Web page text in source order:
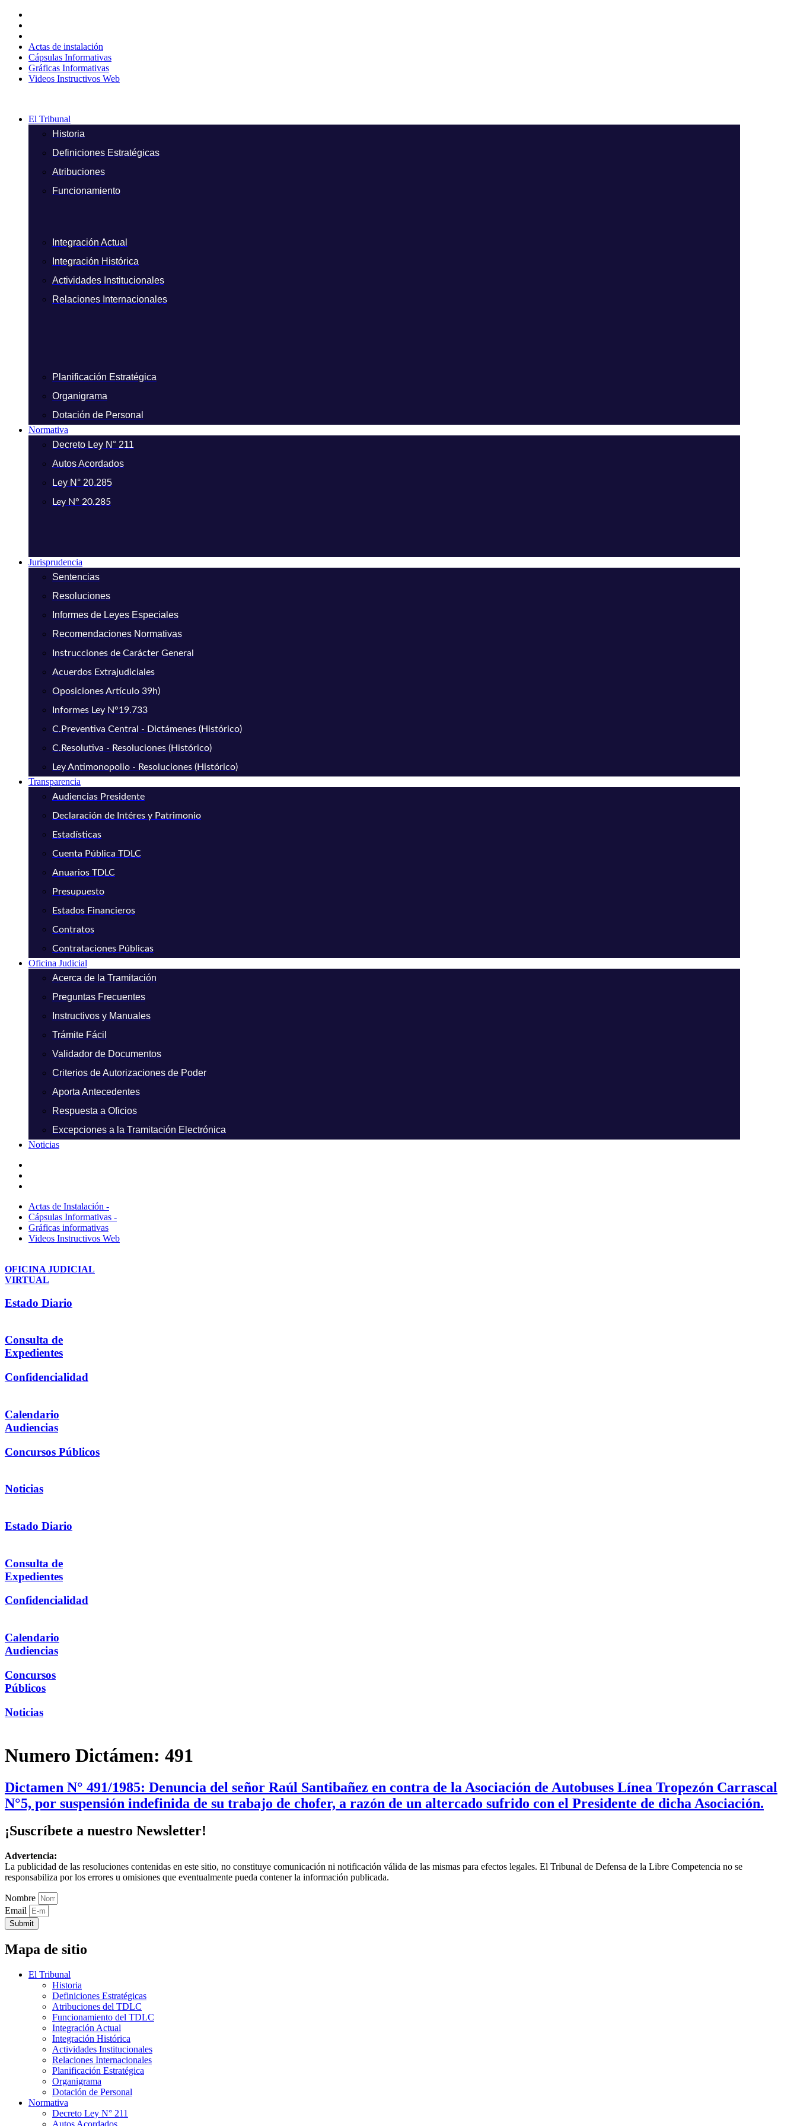
contenido
Actas de instalación
Cápsulas Informativas
Gráficas Informativas
Videos Instructivos Web
El Tribunal
Historia
Definiciones Estratégicas
Atribuciones
Funcionamiento
Integración Actual
Integración Histórica
Actividades Institucionales
Relaciones Internacionales
Planificación Estratégica
Organigrama
Dotación de Personal
Normativa
Decreto Ley N° 211
Autos Acordados
Ley N° 20.285
Ley N° 20.285
Jurisprudencia
Sentencias
Resoluciones
Informes de Leyes Especiales
Recomendaciones Normativas
Instrucciones de Carácter General
Acuerdos Extrajudiciales
Oposiciones Artículo 39h)
Informes Ley N°19.733
C.Preventiva Central - Dictámenes (Histórico)
C.Resolutiva - Resoluciones (Histórico)
Ley Antimonopolio - Resoluciones (Histórico)
Transparencia
Audiencias Presidente
Declaración de Intéres y Patrimonio
Estadísticas
Cuenta Pública TDLC
Anuarios TDLC
Presupuesto
Estados Financieros
Contratos
Contrataciones Públicas
Oficina Judicial
Acerca de la Tramitación
Preguntas Frecuentes
Instructivos y Manuales
Trámite Fácil
Validador de Documentos
Criterios de Autorizaciones de Poder
Aporta Antecedentes
Respuesta a Oficios
Excepciones a la Tramitación Electrónica
Noticias
Actas de Instalación -
Cápsulas Informativas -
Gráficas informativas
Videos Instructivos Web
OFICINA JUDICIAL
VIRTUAL
Estado Diario
Consulta de
Expedientes
Confidencialidad
Calendario
Audiencias
Concursos Públicos
Noticias
Estado Diario
Consulta de
Expedientes
Confidencialidad
Calendario
Audiencias
Concursos
Públicos
Noticias
Numero Dictámen: 491
Dictamen N° 491/1985: Denuncia del señor Raúl Santibañez en contra de la Asociación de Autobuses Línea Tropezón Carrascal
N°5, por suspensión indefinida de su trabajo de chofer, a razón de un altercado sufrido con el Presidente de dicha Asociación.
¡Suscríbete a nuestro Newsletter!
Advertencia:
La publicidad de las resoluciones contenidas en este sitio, no constituye comunicación ni notificación válida de las mismas para efectos legales. El Tribunal de Defensa de la Libre Competencia no se
responsabiliza por los errores u omisiones que eventualmente pueda contener la información publicada.
Nombre
Email
Submit
Mapa de sitio
El Tribunal
Historia
Definiciones Estratégicas
Atribuciones del TDLC
Funcionamiento del TDLC
Integración Actual
Integración Histórica
Actividades Institucionales
Relaciones Internacionales
Planificación Estratégica
Organigrama
Dotación de Personal
Normativa
Decreto Ley N° 211